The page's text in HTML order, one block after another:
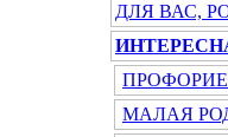
ДЛЯ ВАС,
МАЛАЯ